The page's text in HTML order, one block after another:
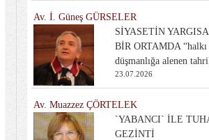
Av. İ. Güneş GÜRSELER
SİYASETİN
BİR ORTAMDA
düşmanlığa alenen
23.07.2026
Av. Muazzez ÇÖRTELEK
`YABANCI` İLE
GEZİNTİ